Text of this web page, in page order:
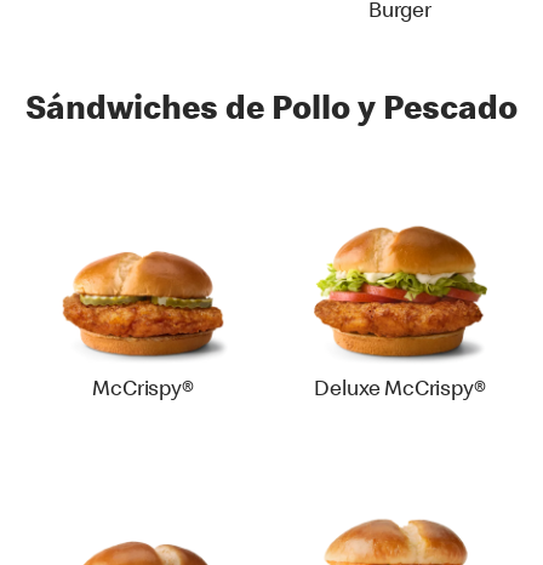
Burger
Sándwiches de Pollo y Pescado
McCrispy® Deluxe McCrispy®